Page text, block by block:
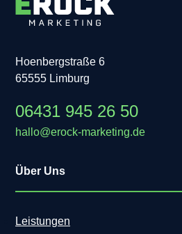
Hoenbergstraße 6
65555 Limburg
06431 945 26 50
hallo@erock-marketing.de
Über Uns
Leistungen